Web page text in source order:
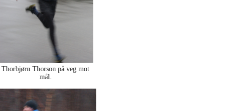
Thorbjørn Thorson på veg mot
mål.